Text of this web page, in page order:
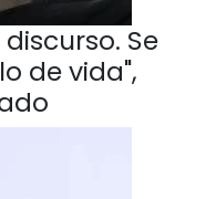
Se
de vida",